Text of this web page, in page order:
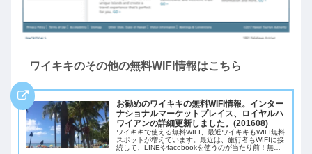
ワイキキのその他の無料WIFI情報はこちら
お勧めのワイキキの無料WIFI情報。インター
ナショナルマーケットプレイス、ロイヤルハ
ワイアンの詳細更新しました。(201608)
ワイキキで使える無料WIFI、最近ワイキキもWIFI無料
スポットが増えています。最近は、旅行者もWIFIに接
続して、LINEやfacebookを使うのが当たり前！無料